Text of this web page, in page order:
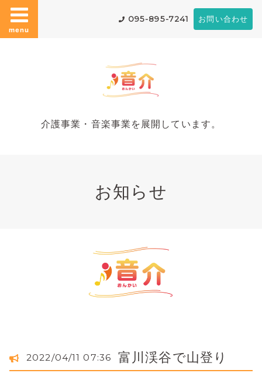
menu
095-895-7241 お問い合わせ
介護事業・音楽事業を展開しています。
お知らせ
2022/04/11 07:36 富川渓谷で山登り